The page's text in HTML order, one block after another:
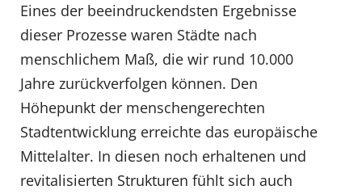
Eines der beeindruckendsten Ergebnisse
dieser Prozesse waren Städte nach
menschlichem Maß, die wir rund 10.000
Jahre zurückverfolgen können. Den
Höhepunkt der menschengerechten
Stadtentwicklung erreichte das europäische
Mittelalter. In diesen noch erhaltenen und
revitalisierten Strukturen fühlt sich auch